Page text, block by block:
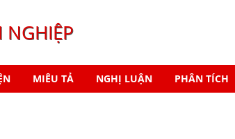
NGHIỆP
MIÊU TẢ NGHỊ LUẬN PHÂN TÍCH